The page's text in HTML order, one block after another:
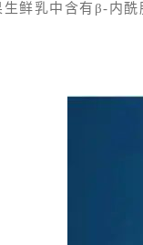
鲜乳中含有β-内